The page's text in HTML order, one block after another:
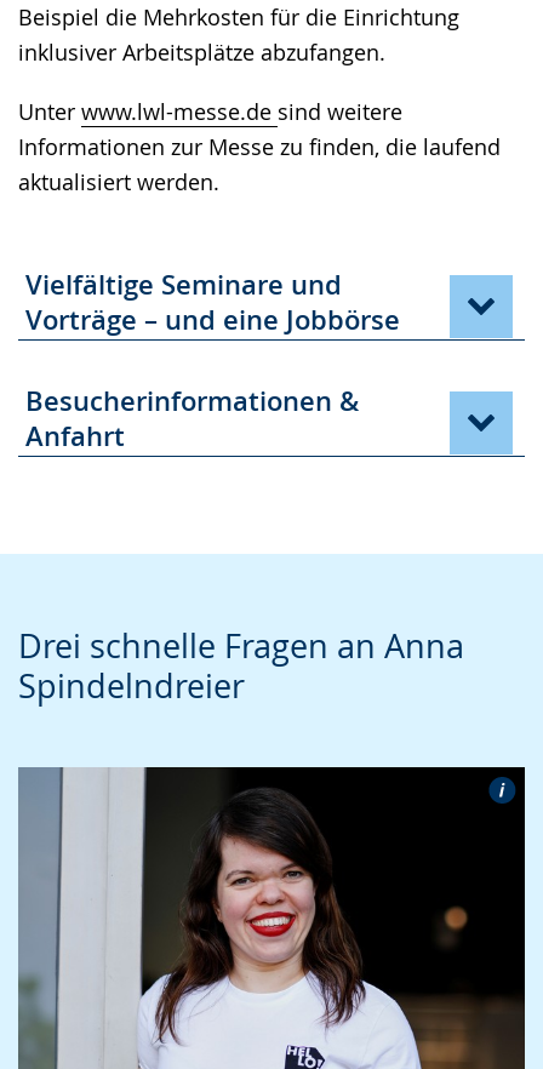
Beispiel die Mehrkosten für die Einrichtung
inklusiver Arbeitsplätze abzufangen.
Unter www.lwl-messe.de sind weitere
Informationen zur Messe zu finden, die laufend
aktualisiert werden.
Vielfältige Seminare und
Vorträge – und eine Jobbörse
Besucherinformationen &
Anfahrt
Drei schnelle Fragen an Anna
Spindelndreier